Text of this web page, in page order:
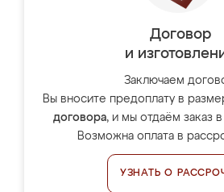
Договор
и
Заключаем
Вы вносите предоплату в
договора, и мы отдаём заказ
Возможна оплата в
УЗНАТЬ О